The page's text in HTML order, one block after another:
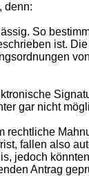
denn:
So
ist.
gar nicht
fallen also
jedoch
Antrag